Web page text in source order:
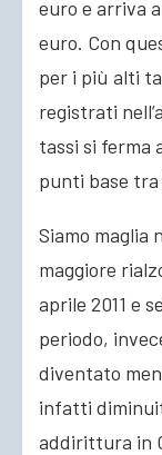
euro e arriva
euro. Con
per i più alti
registrati
tassi si ferma
punti base tra
Siamo maglia
maggiore
aprile 2011 e
periodo,
diventato
infatti
addirittura in